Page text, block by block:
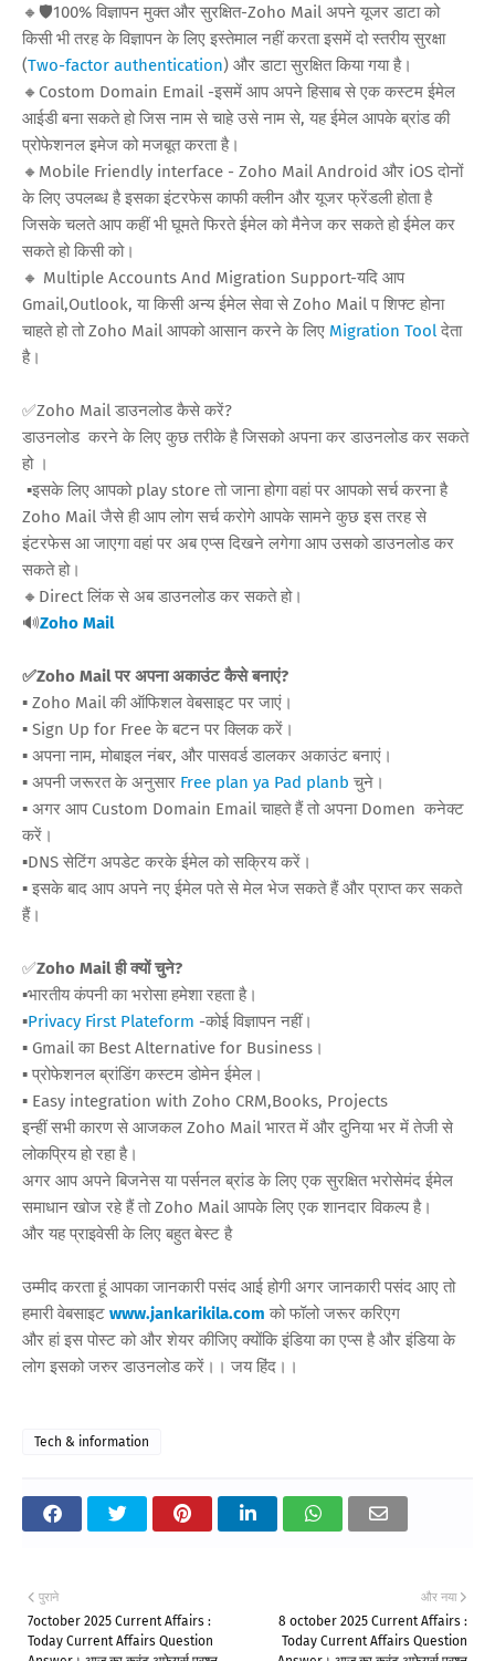
🔸🛡️100% विज्ञापन मुक्त और सुरक्षित-Zoho Mail अपने यूजर डाटा को
किसी भी तरह के विज्ञापन के लिए इस्तेमाल नहीं करता इसमें दो स्तरीय सुरक्षा
(Two-factor authentication) और डाटा सुरक्षित किया गया है।
🔸Costom Domain Email -इसमें आप अपने हिसाब से एक कस्टम ईमेल
आईडी बना सकते हो जिस नाम से चाहे उसे नाम से, यह ईमेल आपके ब्रांड की
प्रोफेशनल इमेज को मजबूत करता है।
🔸Mobile Friendly interface - Zoho Mail Android और iOS दोनों
के लिए उपलब्ध है इसका इंटरफेस काफी क्लीन और यूजर फ्रेंडली होता है
जिसके चलते आप कहीं भी घूमते फिरते ईमेल को मैनेज कर सकते हो ईमेल कर
सकते हो किसी को।
🔸 Multiple Accounts And Migration Support-यदि आप
Gmail,Outlook, या किसी अन्य ईमेल सेवा से Zoho Mail प शिफ्ट होना
चाहते हो तो Zoho Mail आपको आसान करने के लिए Migration Tool देता
है।
✅Zoho Mail डाउनलोड कैसे करें?
डाउनलोड करने के लिए कुछ तरीके है जिसको अपना कर डाउनलोड कर सकते
हो ।
▪️इसके लिए आपको play store तो जाना होगा वहां पर आपको सर्च करना है
Zoho Mail जैसे ही आप लोग सर्च करोगे आपके सामने कुछ इस तरह से
इंटरफेस आ जाएगा वहां पर अब एप्स दिखने लगेगा आप उसको डाउनलोड कर
सकते हो।
🔸Direct लिंक से अब डाउनलोड कर सकते हो।
🔊Zoho Mail
✅Zoho Mail पर अपना अकाउंट कैसे बनाएं?
▪️ Zoho Mail की ऑफिशल वेबसाइट पर जाएं।
▪️ Sign Up for Free के बटन पर क्लिक करें।
▪️ अपना नाम, मोबाइल नंबर, और पासवर्ड डालकर अकाउंट बनाएं।
▪️ अपनी जरूरत के अनुसार Free plan ya Pad planb चुने।
▪️ अगर आप Custom Domain Email चाहते हैं तो अपना Domen कनेक्ट
करें।
▪️DNS सेटिंग अपडेट करके ईमेल को सक्रिय करें।
▪️ इसके बाद आप अपने नए ईमेल पते से मेल भेज सकते हैं और प्राप्त कर सकते
हैं।
✅Zoho Mail ही क्यों चुने?
▪️भारतीय कंपनी का भरोसा हमेशा रहता है।
▪️Privacy First Plateform -कोई विज्ञापन नहीं।
▪️ Gmail का Best Alternative for Business।
▪️ प्रोफेशनल ब्रांडिंग कस्टम डोमेन ईमेल।
▪️ Easy integration with Zoho CRM,Books, Projects
इन्हीं सभी कारण से आजकल Zoho Mail भारत में और दुनिया भर में तेजी से
लोकप्रिय हो रहा है।
अगर आप अपने बिजनेस या पर्सनल ब्रांड के लिए एक सुरक्षित भरोसेमंद ईमेल
समाधान खोज रहे हैं तो Zoho Mail आपके लिए एक शानदार विकल्प है।
और यह प्राइवेसी के लिए बहुत बेस्ट है
उम्मीद करता हूं आपका जानकारी पसंद आई होगी अगर जानकारी पसंद आए तो
हमारी वेबसाइट www.jankarikila.com को फॉलो जरूर करिएग
और हां इस पोस्ट को और शेयर कीजिए क्योंकि इंडिया का एप्स है और इंडिया के
लोग इसको जरुर डाउनलोड करें।। जय हिंद।।
Tech & information
और नया
8 october 2025 Current Affairs :
Today Current Affairs Question
पुराने
7october 2025 Current Affairs :
Today Current Affairs Question